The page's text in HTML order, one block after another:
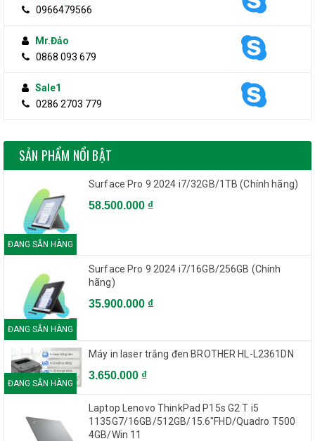
0966479566
Mr.Đảo
0868 093 679
Sale1
0286 2703 779
SẢN PHẨM NỔI BẬT
ĐANG SẴN HÀNG
Surface Pro 9 2024 i7/32GB/1TB (Chính hãng)
58.500.000 ₫
ĐANG SẴN HÀNG
Surface Pro 9 2024 i7/16GB/256GB (Chính
hãng)
35.900.000 ₫
ĐANG SẴN HÀNG
Máy in laser trắng đen BROTHER HL-L2361DN
3.650.000 ₫
Laptop Lenovo ThinkPad P15s G2 T i5
1135G7/16GB/512GB/15.6"FHD/Quadro T500
4GB/Win 11